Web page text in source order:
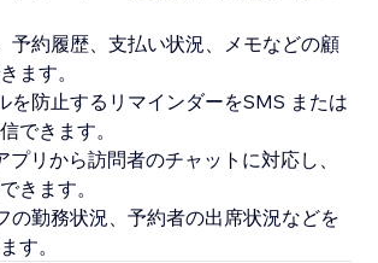
予約履歴、支払い状況、メモなどの顧
ます。
を防止するリマインダーをSMS または
できます。
プリから訪問者のチャットに対応し、
きます。
の勤務状況、予約者の出席状況などを
す。